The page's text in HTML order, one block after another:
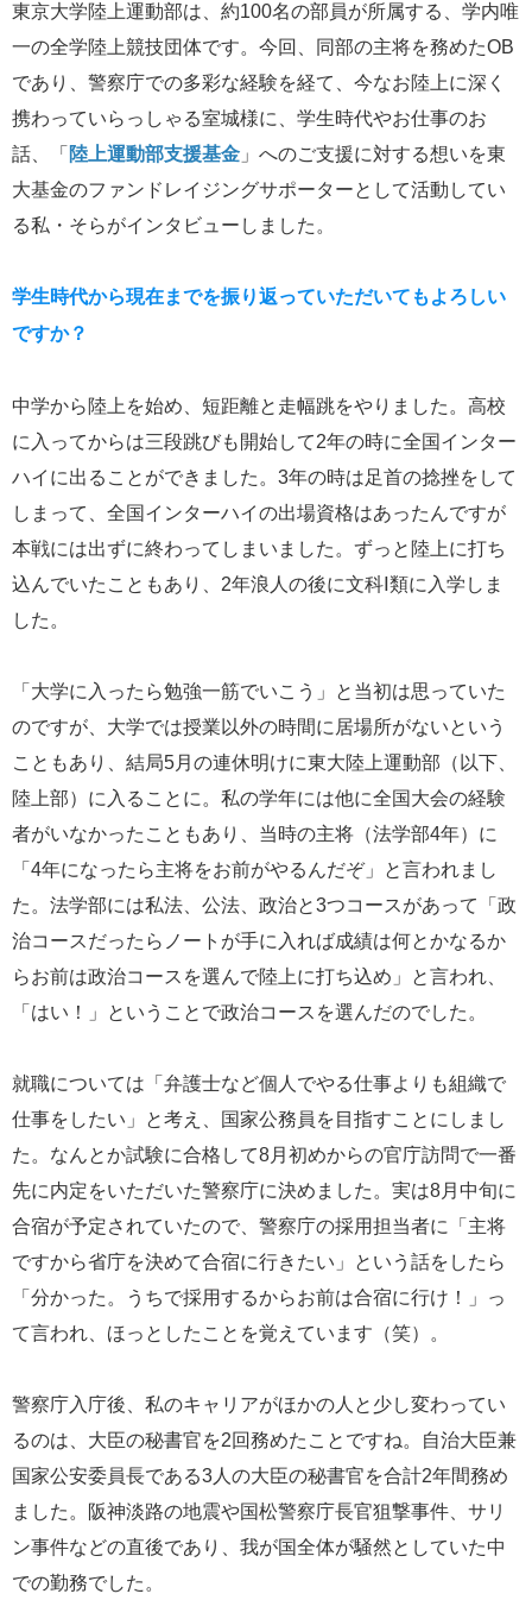
東京大学陸上運動部は、約100名の部員が所属する、学内唯
一の全学陸上競技団体です。今回、同部の主将を務めたOB
であり、警察庁での多彩な経験を経て、今なお陸上に深く
携わっていらっしゃる室城様に、学生時代やお仕事のお
話、「 陸上運動部支援基金 」へのご支援に対する想いを東
大基金のファンドレイジングサポーターとして活動してい
る私・そらがインタビューしました。
学生時代から現在までを振り返っていただいてもよろしい
ですか？
中学から陸上を始め、短距離と走幅跳をやりました。高校
に入ってからは三段跳びも開始して2年の時に全国インター
ハイに出ることができました。3年の時は足首の捻挫をして
しまって、全国インターハイの出場資格はあったんですが
本戦には出ずに終わってしまいました。ずっと陸上に打ち
込んでいたこともあり、2年浪人の後に文科Ⅰ類に入学しま
した。
「大学に入ったら勉強一筋でいこう」と当初は思っていた
のですが、大学では授業以外の時間に居場所がないという
こともあり、結局5月の連休明けに東大陸上運動部（以下、
陸上部）に入ることに。私の学年には他に全国大会の経験
者がいなかったこともあり、当時の主将（法学部4年）に
「4年になったら主将をお前がやるんだぞ」と言われまし
た。法学部には私法、公法、政治と3つコースがあって「政
治コースだったらノートが手に入れば成績は何とかなるか
らお前は政治コースを選んで陸上に打ち込め」と言われ、
「はい！」ということで政治コースを選んだのでした。
就職については「弁護士など個人でやる仕事よりも組織で
仕事をしたい」と考え、国家公務員を目指すことにしまし
た。なんとか試験に合格して8月初めからの官庁訪問で一番
先に内定をいただいた警察庁に決めました。実は8月中旬に
合宿が予定されていたので、警察庁の採用担当者に「主将
ですから省庁を決めて合宿に行きたい」という話をしたら
「分かった。うちで採用するからお前は合宿に行け！」っ
て言われ、ほっとしたことを覚えています（笑）。
警察庁入庁後、私のキャリアがほかの人と少し変わってい
るのは、大臣の秘書官を2回務めたことですね。自治大臣兼
国家公安委員長である3人の大臣の秘書官を合計2年間務め
ました。阪神淡路の地震や国松警察庁長官狙撃事件、サリ
ン事件などの直後であり、我が国全体が騒然としていた中
での勤務でした。